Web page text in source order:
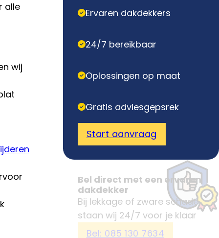
alle
wij
Ervaren dakdekkers
24/7 bereikbaar
Oplossingen op maat
Gratis adviesgepsrek
Start aanvraag
Bel direct met een ervaren
dakdekker
Bij lekkage of zware schade
staan wij 24/7 voor je klaar
Bel: 085 130 7634